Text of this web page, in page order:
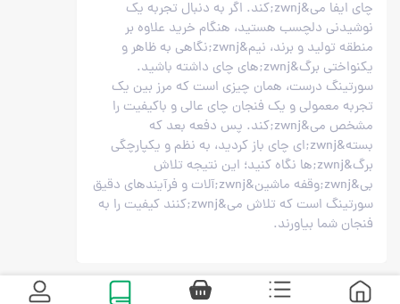
چای ایفا می&zwnj;کند. اگر به دنبال تجربه یک
نوشیدنی دلچسب هستید، هنگام خرید علاوه بر
منطقه تولید و برند، نیم&zwnj;نگاهی به ظاهر و
یکنواختی برگ&zwnj;های چای داشته باشید.
سورتینگ درست، همان چیزی است که مرز بین یک
تجربه معمولی و یک فنجان چای عالی و باکیفیت را
مشخص می&zwnj;کند. پس دفعه بعد که
بسته&zwnj;ای چای باز کردید، به نظم و یکپارچگی
برگ&zwnj;ها نگاه کنید؛ این نتیجه تلاش
بی&zwnj;وقفه ماشین&zwnj;آلات و فرآیندهای دقیق
سورتینگ است که تلاش می&zwnj;کنند کیفیت را به
فنجان شما بیاورند.